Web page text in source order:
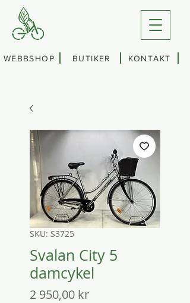
WEBBSHOP BUTIKER KONTAKT
SKU: S3725
Svalan City 5
damcykel
2 950,00 krPris